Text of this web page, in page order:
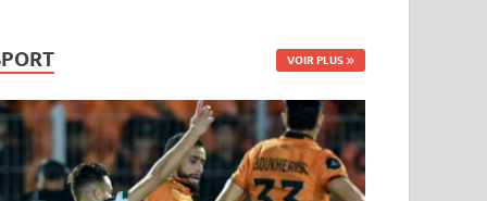
VOIR PLUS